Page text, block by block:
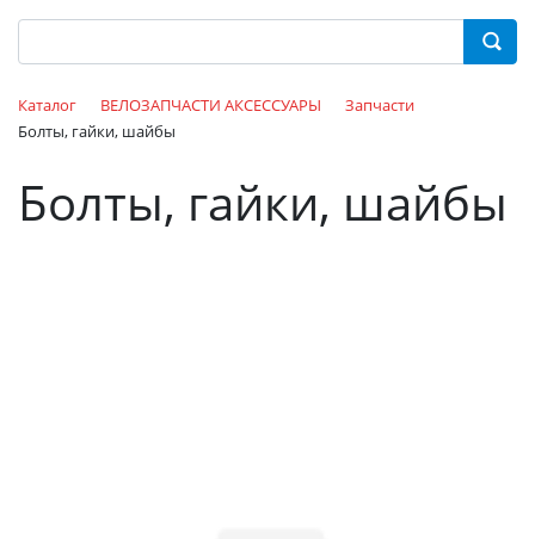
Каталог ВЕЛОЗАПЧАСТИ АКСЕССУАРЫ
Запчасти
Болты, гайки, шайбы
Болты, гайки, шайбы